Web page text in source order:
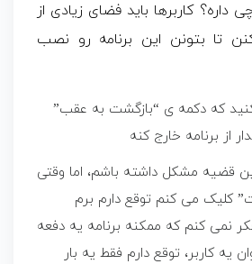
داره؟ کاربرها باید فضای زیادی از
تا بتونن این برنامه رو نصب
که دکمه ی “بازگشت به عقب”
از برنامه خارج کنه
قضیه مشکل داشته باشم، اما وقتی
کلیک می کنم توقع دارم برم
نمی کنم که ممکنه برنامه یه دفعه
یه کاربر، توقع دارم فقط یه بار